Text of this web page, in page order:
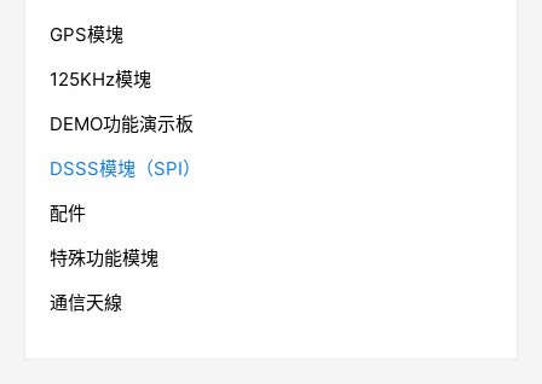
GPS模塊
125KHz模塊
DEMO功能演示板
DSSS模塊（SPI）
配件
特殊功能模塊
通信天線